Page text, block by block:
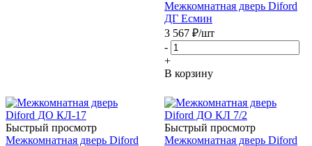
Межкомнатная дверь Diford
ДГ Есмин
3 567 ₽/шт
-
+
В корзину
Быстрый просмотр
Межкомнатная дверь Diford
Быстрый просмотр
Межкомнатная дверь Diford